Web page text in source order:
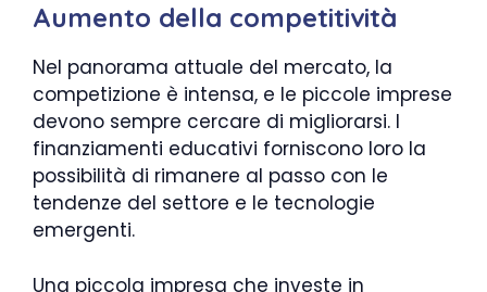
Aumento della competitività
Nel panorama attuale del mercato, la
competizione è intensa, e le piccole imprese
devono sempre cercare di migliorarsi. I
finanziamenti educativi forniscono loro la
possibilità di rimanere al passo con le
tendenze del settore e le tecnologie
emergenti.
Una piccola impresa che investe in